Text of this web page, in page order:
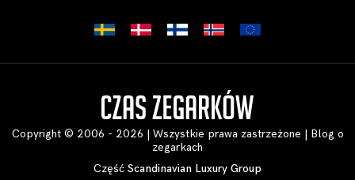
Copyright © 2006 - 2026 | Wszystkie prawa zastrzeżone | Blog o
zegarkach
Część Scandinavian Luxury Group